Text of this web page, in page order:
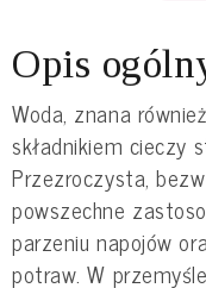
Opis
Woda, znana
składnikiem cieczy
Przezroczysta,
powszechne
parzeniu napojów
potraw. W